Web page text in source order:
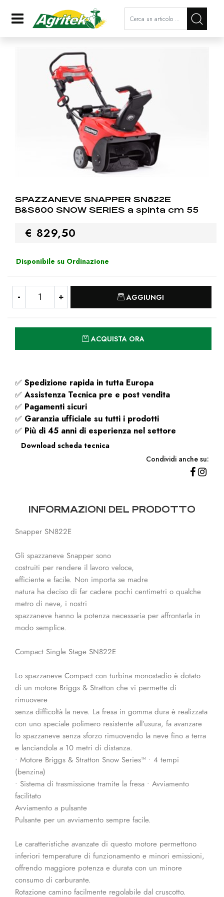
Open La modifica di un filtro
SPAZZANEVE SNAPPER SN822E
B&S800 SNOW SERIES a spinta cm 55
€ 829,50
Disponibile su Ordinazione
AGGIUNGI
ACQUISTA ORA
✅ Spedizione rapida in tutta Europa
✅ Assistenza Tecnica pre e post vendita
✅ Pagamenti sicuri
✅ Garanzia ufficiale su tutti i prodotti
✅ Più di 45 anni di esperienza nel settore
Download scheda tecnica
Condividi anche su:
INFORMAZIONI DEL PRODOTTO
Snapper SN822E
Gli spazzaneve Snapper sono
costruiti per rendere il lavoro veloce,
efficiente e facile. Non importa se madre
natura ha deciso di far cadere pochi centimetri o qualche
metro di neve, i nostri
spazzaneve hanno la potenza necessaria per affrontarla in
modo semplice.
Compact Single Stage SN822E
Lo spazzaneve Compact con turbina monostadio è dotato
di un motore Briggs & Stratton che vi permette di
rimuovere
senza difficoltà la neve. La fresa in gomma dura è realizzata
con uno speciale polimero resistente all’usura, fa avanzare
lo spazzaneve senza sforzo rimuovendo la neve fino a terra
e lanciandola a 10 metri di distanza.
• Motore Briggs & Stratton Snow Series™ • 4 tempi
(benzina)
• Sistema di trasmissione tramite la fresa • Avviamento
facilitato
Avviamento a pulsante
Pulsante per un avviamento sempre facile.
Le caratteristiche avanzate di questo motore permettono
inferiori temperature di funzionamento e minori emissioni,
offrendo maggiore potenza e durata con un minore
consumo di carburante.
Rotazione camino facilmente regolabile dal cruscotto.